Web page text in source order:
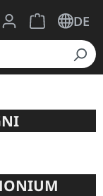
0 Produkte
Warenkorb
DE